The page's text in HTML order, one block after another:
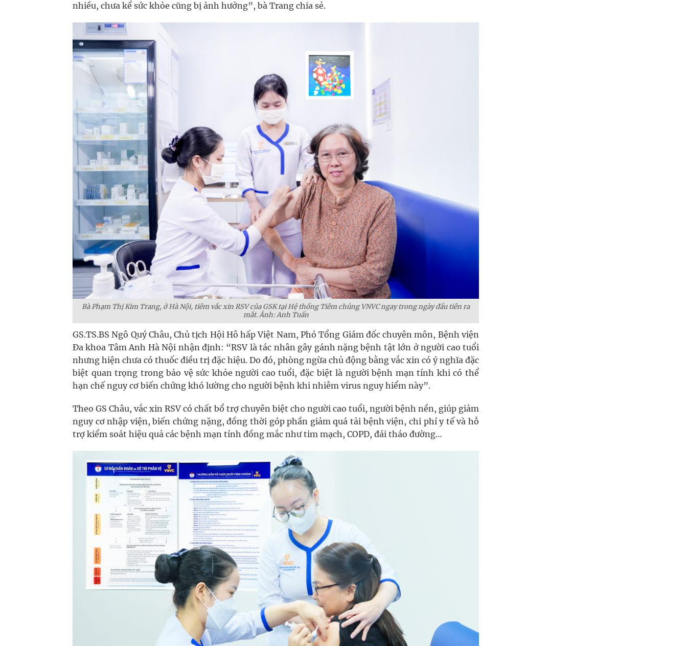
nhiều, chưa kể sức khỏe cũng bị ảnh hưởng”, bà Trang chia sẻ.
Bà Phạm Thị Kim Trang, ở Hà Nội, tiêm vắc xin RSV của GSK tại Hệ thống Tiêm chủng VNVC ngay trong ngày đầu tiên ra
mắt. Ảnh: Anh Tuấn
GS.TS.BS Ngô Quý Châu, Chủ tịch Hội Hô hấp Việt Nam, Phó Tổng Giám đốc chuyên môn, Bệnh viện
Đa khoa Tâm Anh Hà Nội nhận định: “RSV là tác nhân gây gánh nặng bệnh tật lớn ở người cao tuổi
nhưng hiện chưa có thuốc điều trị đặc hiệu. Do đó, phòng ngừa chủ động bằng vắc xin có ý nghĩa đặc
biệt quan trọng trong bảo vệ sức khỏe người cao tuổi, đặc biệt là người bệnh mạn tính khi có thể
hạn chế nguy cơ biến chứng khó lường cho người bệnh khi nhiễm virus nguy hiểm này”.
Theo GS Châu, vắc xin RSV có chất bổ trợ chuyên biệt cho người cao tuổi, người bệnh nền, giúp giảm
nguy cơ nhập viện, biến chứng nặng, đồng thời góp phần giảm quá tải bệnh viện, chi phí y tế và hỗ
trợ kiểm soát hiệu quả các bệnh mạn tính đồng mắc như tim mạch, COPD, đái tháo đường…